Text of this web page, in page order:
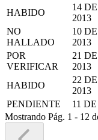
HABIDO
14
2013
NO
HALLADO
10
2013
POR
VERIFICAR
21
2013
HABIDO
22
2013
PENDIENTE
11
Mostrando Pág. 1 - 12